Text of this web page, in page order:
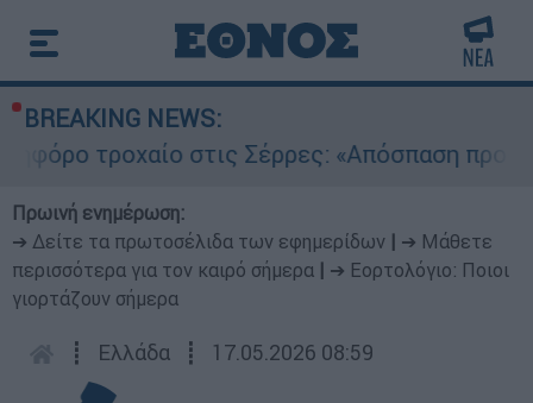
BREAKING NEWS:
τροχαίο στις Σέρρες: «Απόσπαση προσοχής
Πρωινή ενημέρωση:
➔ Δείτε τα πρωτοσέλιδα των εφημερίδων
➔ Μάθετε
περισσότερα για τον καιρό σήμερα
➔ Εορτολόγιο: Ποιοι
γιορτάζουν σήμερα
┋ Ελλάδα ┋ 17.05.2026 08:59